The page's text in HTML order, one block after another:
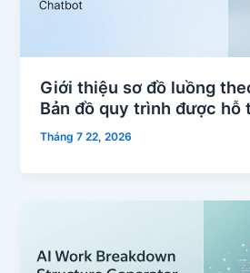
Giới thiệu sơ đồ luồng
Bản đồ quy trình được hỗ
Tháng 7 22, 2026